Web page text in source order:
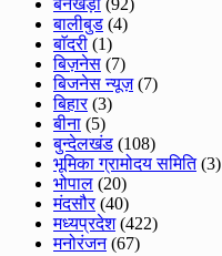
बालीबुड (4)
बाॅदरी (1)
बिज़नेस (7)
बिजनेस न्यूज़(7)
बिहार(3)
बीना (5)
बुन्देलखंड (108)
भूमिका ग्रामोदय समिति(3)
भोपाल (20)
मंदसौर(40)
मध्यप्रदेश(422)
मनोरंजन(67)